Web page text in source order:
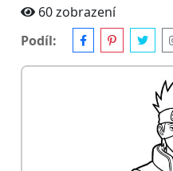
60 zobrazení
Podíl: